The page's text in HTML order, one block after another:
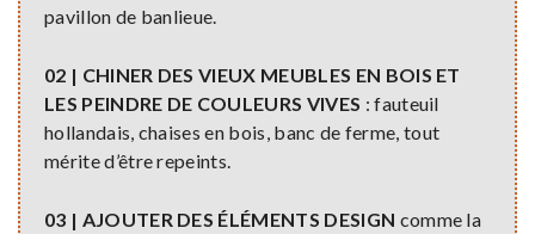
pavillon de banlieue.
02 | CHINER DES VIEUX MEUBLES EN BOIS ET
LES PEINDRE DE COULEURS VIVES : fauteuil
hollandais, chaises en bois, banc de ferme, tout
mérite d’être repeints.
03 | AJOUTER DES ÉLÉMENTS DESIGN comme la